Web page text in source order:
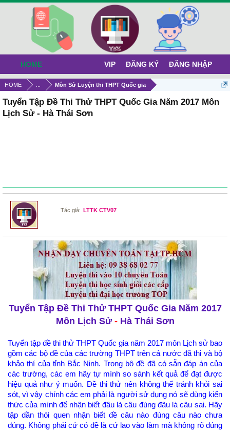
HOME Môn Sử Luyện thi THPT Quốc gia
Tuyển Tập Đề Thi Thử THPT Quốc Gia Năm 2017 Môn
Lịch Sử - Hà Thái Sơn
Tác giả: LTTK CTV07
Tuyển Tập Đề Thi Thử THPT Quốc Gia Năm 2017
Môn Lịch Sử- Hà Thái Sơn
Tuyển tập đề thi thử THPT Quốc gia năm 2017 môn Lịch sử bao
gồm các bộ đề của các trường THPT trên cả nước đã thi và bộ
khảo thí của tỉnh Bắc Ninh. Trong bộ đề đã có sẵn đáp án của
các trường, các em hãy tự mình so sánh kết quả để đạt được
hiệu quả như ý muốn. Đề thi thử nên không thể tránh khỏi sai
sót, vì vậy chính các em phải là người sử dụng nó sẽ dùng kiến
thức của mình để nhận biết đâu là câu đúng đâu là câu sai. Hãy
tập dần thói quen nhận biết đề câu nào đúng câu nào chưa
đúng. Không phải cứ có đề là cứ lao vào làm mà không rõ đúng
HOME VIP ĐĂNG KÝ ĐĂNG NHẬP